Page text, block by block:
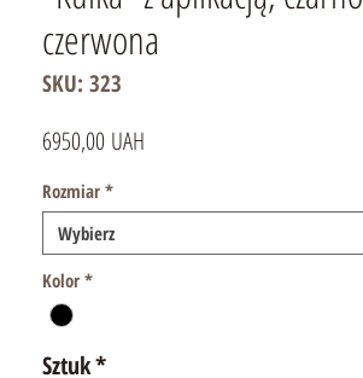
czerwona
SKU: 323
6950,00 UAH
Rozmiar *
Wybierz
Kolor *
Sztuk*